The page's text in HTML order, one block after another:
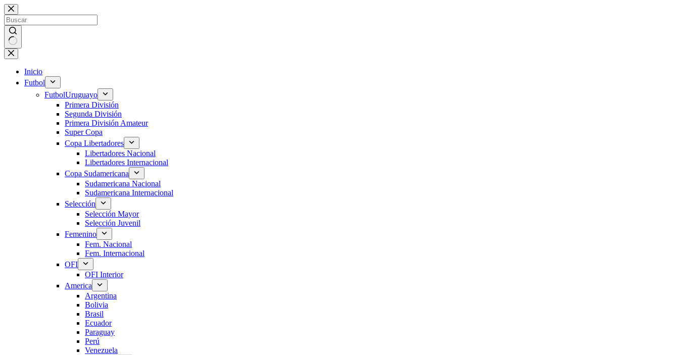
Saltar
al
contenido
Sin
resultados
Inicio
Futbol
FutbolUruguayo
Primera División
Segunda División
Primera División Amateur
Super Copa
Copa Libertadores
Libertadores Nacional
Libertadores Internacional
Copa Sudamericana
Sudamericana Nacional
Sudamericana Internacional
Selección
Selección Mayor
Selección Juvenil
Femenino
Fem. Nacional
Fem. Internacional
OFI
OFI Interior
America
Argentina
Bolivia
Brasil
Ecuador
Paraguay
Perú
Venezuela